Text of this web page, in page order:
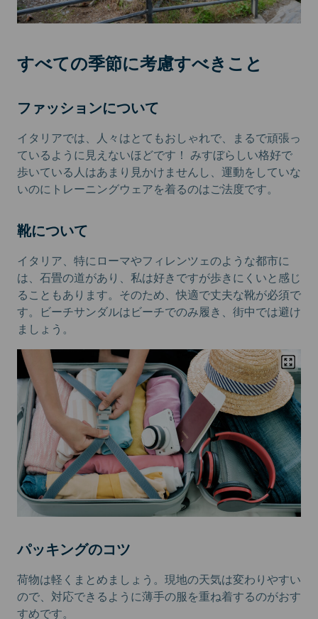
すべての季節に考慮すべきこと
ファッションについて
イタリアでは、人々はとてもおしゃれで、まるで頑張っ
ているように見えないほどです！ みすぼらしい格好で
歩いている人はあまり見かけませんし、運動をしていな
いのにトレーニングウェアを着るのはご法度です。
靴について
イタリア、特にローマやフィレンツェのような都市に
は、石畳の道があり、私は好きですが歩きにくいと感じ
ることもあります。そのため、快適で丈夫な靴が必須で
す。ビーチサンダルはビーチでのみ履き、街中では避け
ましょう。
パッキングのコツ
荷物は軽くまとめましょう。現地の天気は変わりやすい
ので、対応できるように薄手の服を重ね着するのがおす
すめです。